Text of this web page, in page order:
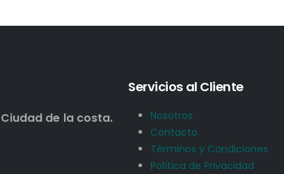
de la costa.
Servicios al Cliente
Nosotros
Contacto
Términos y Condiciones
Política de Privacidad